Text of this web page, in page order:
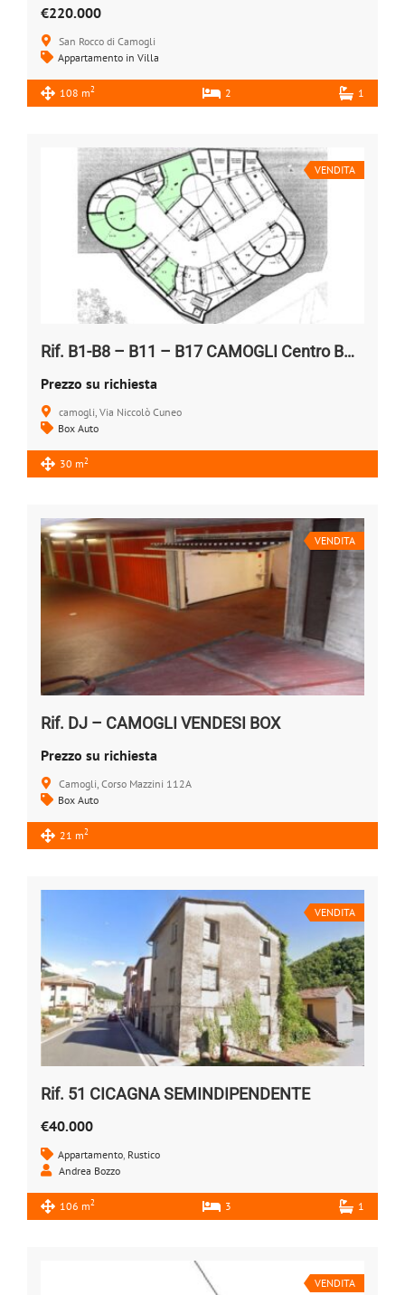
€220.000
San Rocco di Camogli
Appartamento in Villa
108 m2 2 1
VENDITA
Rif. B1-B8 – B11 – B17 CAMOGLI Centro BOXES AUTO
Prezzo su richiesta
camogli, Via Niccolò Cuneo
Box Auto
30 m2
VENDITA
Rif. DJ – CAMOGLI VENDESI BOX
Prezzo su richiesta
Camogli, Corso Mazzini 112A
Box Auto
21 m2
VENDITA
Rif. 51 CICAGNA SEMINDIPENDENTE
€40.000
Appartamento Rustico
Andrea Bozzo
106 m2 3 1
VENDITA